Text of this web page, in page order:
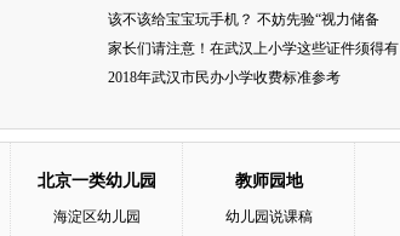
该不该给宝宝玩手机？ 不妨先验“视力储备
家长们请注意！在武汉上小学这些证件须得有
2018年武汉市民办小学收费标准参考
北京一类幼儿园
海淀区幼儿园
教师园地
幼儿园说课稿